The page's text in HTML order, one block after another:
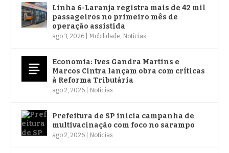
Linha 6-Laranja registra mais de 42 mil
passageiros no primeiro mês de
operação assistida
ago 3, 2026 Mobilidade, Notícias
Economia: Ives Gandra Martins e
Marcos Cintra lançam obra com críticas
à Reforma Tributária
ago 2, 2026 Notícias
Prefeitura de SP inicia campanha de
multivacinação com foco no sarampo
ago 2, 2026 Notícias